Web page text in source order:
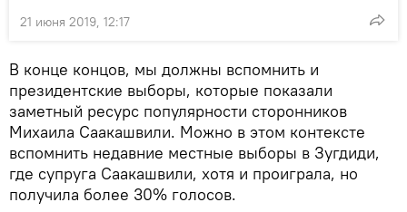
21 июня 2019, 12:17
В конце концов, мы должны вспомнить и
президентские выборы, которые показали
заметный ресурс популярности сторонников
Михаила Саакашвили. Можно в этом контексте
вспомнить недавние местные выборы в Зугдиди,
где супруга Саакашвили, хотя и проиграла, но
получила более 30% голосов.